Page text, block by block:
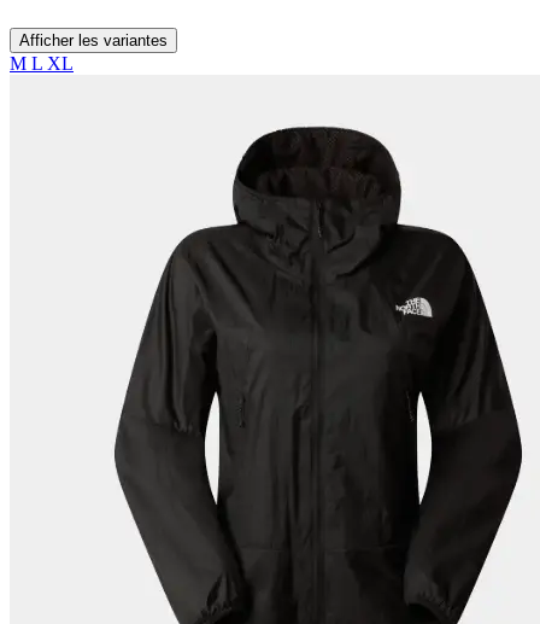
Afficher les variantes
M L XL